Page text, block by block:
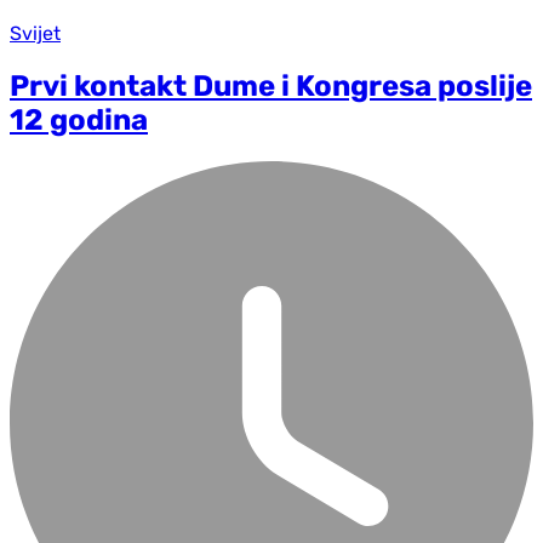
Svijet
Prvi kontakt Dume i Kongresa poslije
12 godina